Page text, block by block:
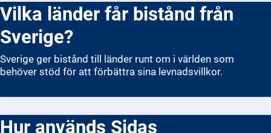
Vilka länder får bistånd från
Sverige?
Sverige ger bistånd till länder runt om i världen som
behöver stöd för att förbättra sina levnadsvillkor.
Hur används Sidas